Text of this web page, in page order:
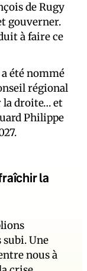
de Rugy
gouverner.
à faire ce
été nommé
régional
la droite… et
Philippe
la
Une
nous à